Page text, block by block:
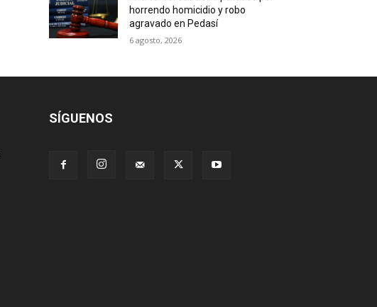
horrendo homicidio y robo
agravado en Pedasí
6 agosto, 2026
SÍGUENOS